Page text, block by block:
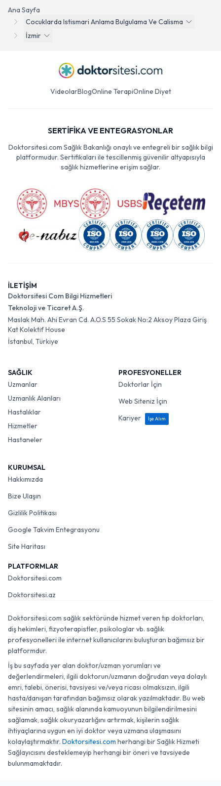
Ana Sayfa
Cocuklarda Istismari Anlama Bulgulama Ve Calisma
İzmir
VideolarBlogOnline TerapiOnline Diyet
SERTİFİKA VE ENTEGRASYONLAR
Doktorsitesi.com Sağlık Bakanlığı onaylı ve entegreli bir sağlık bilgi
platformudur. Sertifikaları ile tescillenmiş güvenilir altyapısıyla
sağlık hizmetlerine erişim sağlar.
İLETİŞİM
Doktorsitesi Com Bilgi Hizmetleri
Teknoloji ve Ticaret A.Ş.
Maslak Mah. Ahi Evran Cd. A.O.S 55 Sokak No:2 Aksoy Plaza Giriş
Kat Kolektif House
İstanbul, Türkiye
SAĞLIK
Uzmanlar
Uzmanlık Alanları
Hastalıklar
Hizmetler
Hastaneler
PROFESYONELLER
Doktorlar İçin
Web Siteniz İçin
Kariyer
İşe Alım
KURUMSAL
Hakkımızda
Bize Ulaşın
Gizlilik Politikası
Google Takvim Entegrasyonu
Site Haritası
PLATFORMLAR
Doktorsitesi.com
Doktorsitesi.az
Doktorsitesi.com sağlık sektöründe hizmet veren tıp doktorları,
diş hekimleri, fizyoterapistler, psikologlar vb. sağlık
profesyonelleri ile internet kullanıcılarını buluşturan bağımsız bir
platformdur.
İş bu sayfada yer alan doktor/uzman yorumları ve
değerlendirmeleri, ilgili doktorun/uzmanın doğrudan veya dolaylı
emri, talebi, önerisi, tavsiyesi ve/veya ricası olmaksızın, ilgili
hasta/danışan tarafından bağımsız olarak yazılmaktadır. Bu web
sitesinin amacı, sağlık alanında kamuoyunun bilgilendirilmesini
sağlamak, sağlık okuryazarlığını artırmak, kişilerin sağlık
ihtiyaçlarına uygun en iyi doktor veya uzmana ulaşmasını
kolaylaştırmaktır. Doktorsitesi.com herhangi bir Sağlık Hizmeti
Sağlayıcısını desteklemeyip herhangi bir öneri ve tavsiyede
bulunmamaktadır.